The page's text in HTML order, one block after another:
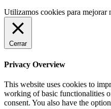
Utilizamos cookies para mejorar
Cerrar
Privacy Overview
This website uses cookies to
working of basic functionalities
consent. You also have the